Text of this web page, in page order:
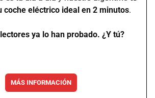
coche eléctrico ideal en 2 minutos.
ya lo han probado. ¿Y tú?
MÁS INFORMACIÓN